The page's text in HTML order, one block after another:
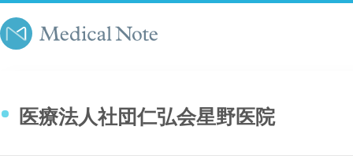
医療法人社団仁弘会星野医院